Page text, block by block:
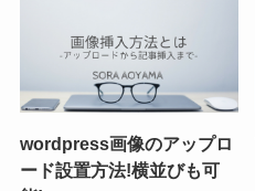
wordpress画像のアップロ
ード設置方法!横並びも可